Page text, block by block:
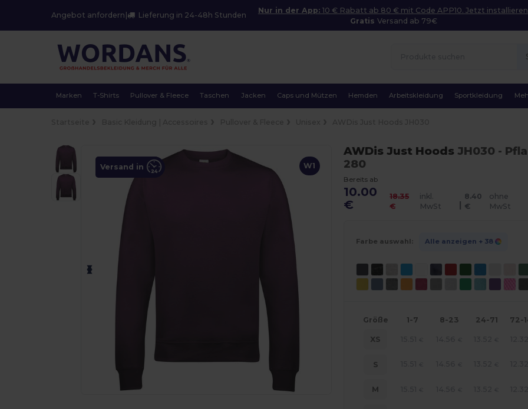
Angebot anfordern Lieferung in 24-48h Stunden
Nur in der App: 10 € Rabatt ab 80 € mit Code APP10. Jetzt
GratisVersand ab 79€
Marken T-Shirts Pullover & Fleece Taschen Jacken Caps und Mützen Hemden Arbeitskleidung Sportkleidung
W1
Versand in
AWDis Just Hoods JH030 -
280
Bereits ab
10.00
€
18.35
€
inkl.
MwSt
|
8.40
€
ohne
MwSt
Farbe auswahl: Alle anzeigen + 38
Größe 1-7 8-23 24-71 72-
XS
S
M